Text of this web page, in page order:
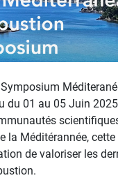
du 01 au 05 Juin
la Méditérannée,
de valoriser les